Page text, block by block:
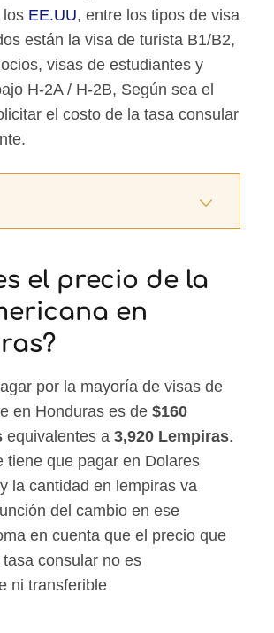
los EE.UU, entre los tipos de visa
están la visa de turista B1/B2,
visas de estudiantes y
H-2A / H-2B, Según sea el
el costo de la tasa consular
el precio de la
en
por la mayoría de visas de
en Honduras es de$160
equivalentes a3,920 Lempiras.
tiene que pagar en Dolares
la cantidad en lempiras va
del cambio en ese
en cuenta que el precio que
consular no es
ni transferible